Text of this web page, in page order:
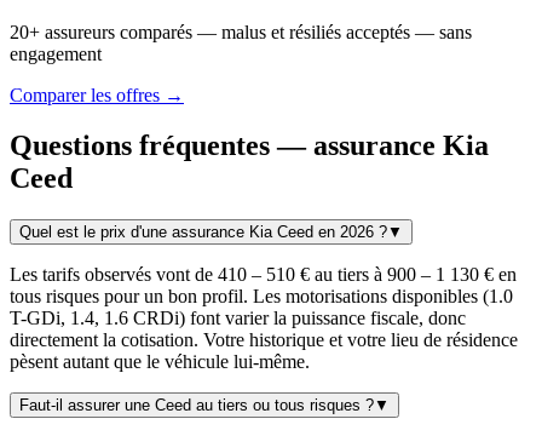
20+ assureurs comparés — malus et résiliés acceptés — sans
engagement
Comparer les offres →
Questions fréquentes — assurance Kia
Ceed
Quel est le prix d'une assurance Kia Ceed en 2026 ?▼
Les tarifs observés vont de 410 – 510 € au tiers à 900 – 1 130 € en
tous risques pour un bon profil. Les motorisations disponibles (1.0
T-GDi, 1.4, 1.6 CRDi) font varier la puissance fiscale, donc
directement la cotisation. Votre historique et votre lieu de résidence
pèsent autant que le véhicule lui-même.
Faut-il assurer une Ceed au tiers ou tous risques ?▼